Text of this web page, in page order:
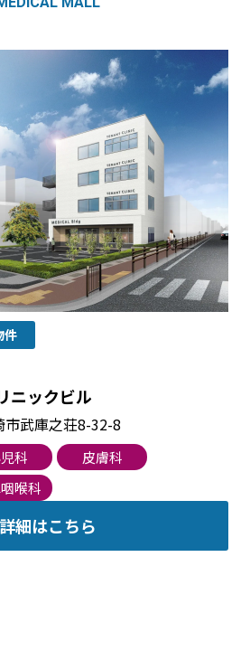
件
ニックビル
市武庫之荘8-32-8
科
皮膚科
喉科
詳細はこちら